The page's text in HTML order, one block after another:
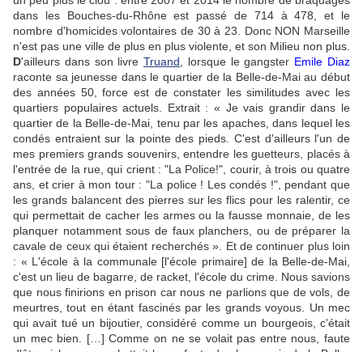
dans les Bouches-du-Rhône est passé de 714 à 478, et le
nombre d'homicides volontaires de 30 à 23. Donc NON Marseille
n'est pas une ville de plus en plus violente, et son Milieu non plus.
D'ailleurs dans son livreTruand , lorsque le gangster Emile Diaz
raconte sa jeunesse dans le quartier de la Belle-de-Mai au début
des années 50, force est de constater les similitudes avec les
quartiers populaires actuels. Extrait : « Je vais grandir dans le
quartier de la Belle-de-Mai, tenu par les apaches, dans lequel les
condés entraient sur la pointe des pieds. C'est d'ailleurs l'un de
mes premiers grands souvenirs, entendre les guetteurs, placés à
l'entrée de la rue, qui crient : "La Police!", courir, à trois ou quatre
ans, et crier à mon tour : "La police ! Les condés !", pendant que
les grands balancent des pierres sur les flics pour les ralentir, ce
qui permettait de cacher les armes ou la fausse monnaie, de les
planquer notamment sous de faux planchers, ou de préparer la
cavale de ceux qui étaient recherchés ». Et de continuer plus loin
: « L'école à la communale [l'école primaire] de la Belle-de-Mai,
c'est un lieu de bagarre, de racket, l'école du crime. Nous savions
que nous finirions en prison car nous ne parlions que de vols, de
meurtres, tout en étant fascinés par les grands voyous. Un mec
qui avait tué un bijoutier, considéré comme un bourgeois, c'était
un mec bien. […] Comme on ne se volait pas entre nous, faute